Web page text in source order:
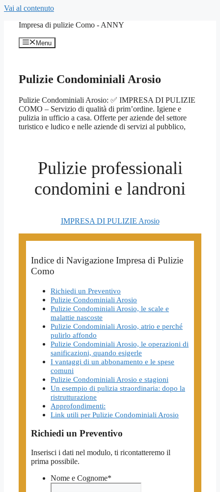
Vai al contenuto
Impresa di pulizie Como - ANNY
Menu
Pulizie Condominiali Arosio
Pulizie Condominiali Arosio: ✅ IMPRESA DI PULIZIE
COMO – Servizio di qualità di prim’ordine. Igiene e
pulizia in ufficio a casa. Offerte per aziende del settore
turistico e ludico e nelle aziende di servizi al pubblico,
Pulizie professionali
condomini e landroni
IMPRESA DI PULIZIE Arosio
Indice di Navigazione Impresa di Pulizie
Como
Richiedi un Preventivo
Pulizie Condominiali Arosio
Pulizie Condominiali Arosio, le scale e
malattie nascoste
Pulizie Condominiali Arosio, atrio e perché
pulirlo affondo
Pulizie Condominiali Arosio, le operazioni di
sanificazioni, quando esigerle
I vantaggi di un abbonamento e le spese
comuni
Pulizie Condominiali Arosio e stagioni
Un esempio di pulizia straordinaria: dopo la
ristrutturazione
Approfondimenti:
Link utili per Pulizie Condominiali Arosio
Richiedi un Preventivo
Inserisci i dati nel modulo, ti ricontatteremo il
prima possibile.
Nome e Cognome*